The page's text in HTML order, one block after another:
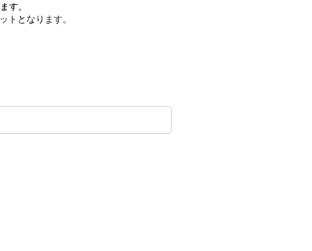
す。
トとなります。